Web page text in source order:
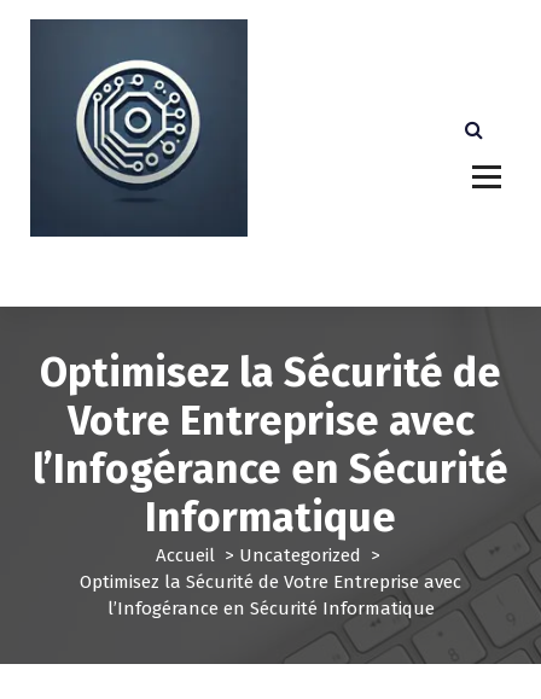
e
Optimisez la Sécurité de
Votre Entreprise avec
l’Infogérance en Sécurité
Informatique
Accueil > Uncategorized >
Optimisez la Sécurité de Votre Entreprise avec
l’Infogérance en Sécurité Informatique